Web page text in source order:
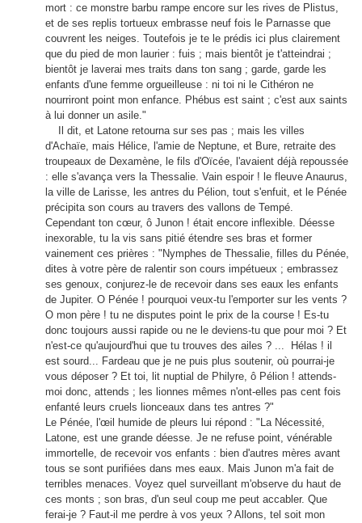
mort : ce monstre barbu rampe encore sur les rives de Plistus,
et de ses replis tortueux embrasse neuf fois le Parnasse que
couvrent les neiges. Toutefois je te le prédis ici plus clairement
que du pied de mon laurier : fuis ; mais bientôt je t'atteindrai ;
bientôt je laverai mes traits dans ton sang ; garde, garde les
enfants d'une femme orgueilleuse : ni toi ni le Cithéron ne
nourriront point mon enfance. Phébus est saint ; c'est aux saints
à lui donner un asile."
Il dit, et Latone retourna sur ses pas ; mais les villes
d'Achaïe, mais Hélice, l'amie de Neptune, et Bure, retraite des
troupeaux de Dexamène, le fils d'Oïcée, l'avaient déjà repoussée
: elle s'avança vers la Thessalie. Vain espoir ! le fleuve Anaurus,
la ville de Larisse, les antres du Pélion, tout s'enfuit, et le Pénée
précipita son cours au travers des vallons de Tempé.
Cependant ton cœur, ô Junon ! était encore inflexible. Déesse
inexorable, tu la vis sans pitié étendre ses bras et former
vainement ces prières : "Nymphes de Thessalie, filles du Pénée,
dites à votre père de ralentir son cours impétueux ; embrassez
ses genoux, conjurez-le de recevoir dans ses eaux les enfants
de Jupiter. O Pénée ! pourquoi veux-tu l'emporter sur les vents ?
O mon père ! tu ne disputes point le prix de la course ! Es-tu
donc toujours aussi rapide ou ne le deviens-tu que pour moi ? Et
n'est-ce qu'aujourd'hui que tu trouves des ailes ? ... Hélas ! il
est sourd... Fardeau que je ne puis plus soutenir, où pourrai-je
vous déposer ? Et toi, lit nuptial de Philyre, ô Pélion ! attends-
moi donc, attends ; les lionnes mêmes n'ont-elles pas cent fois
enfanté leurs cruels lionceaux dans tes antres ?"
Le Pénée, l'œil humide de pleurs lui répond : "La Nécessité,
Latone, est une grande déesse. Je ne refuse point, vénérable
immortelle, de recevoir vos enfants : bien d'autres mères avant
tous se sont purifiées dans mes eaux. Mais Junon m'a fait de
terribles menaces. Voyez quel surveillant m'observe du haut de
ces monts ; son bras, d'un seul coup me peut accabler. Que
ferai-je ? Faut-il me perdre à vos yeux ? Allons, tel soit mon